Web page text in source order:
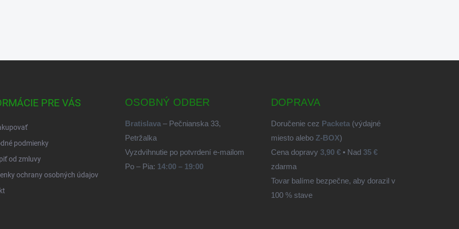
PRE VÁS
podmienky
od zmluvy
ochrany osobných údajov
OSOBNÝ ODBER
Bratislava – Pečnianska 33,
Petržalka
Vyzdvihnutie po potvrdení e-mailom
Po – Pia: 14:00 – 19:00
DOPRAVA
Doručenie cez Packeta(výdajné
miesto alebo Z-BOX)
Cena dopravy 3,90 €• Nad 35 €
zdarma
Tovar balíme bezpečne, aby dorazil v
100 % stave